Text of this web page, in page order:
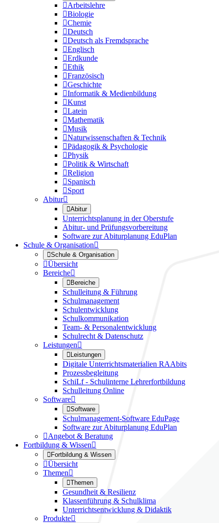
Arbeitslehre
Biologie
Chemie
Deutsch
Deutsch als Fremdsprache
Englisch
Erdkunde
Ethik
Französisch
Geschichte
Informatik & Medienbildung
Kunst
Latein
Mathematik
Musik
Naturwissenschaften & Technik
Pädagogik & Psychologie
Physik
Politik & Wirtschaft
Religion
Spanisch
Sport
Abitur
Abitur
Unterrichtsplanung in der Oberstufe
Abitur- und Prüfungsvorbereitung
Software zur Abiturplanung EduPlan
Schule & Organisation
Schule & Organisation
Übersicht
Bereiche
Bereiche
Schulleitung & Führung
Schulmanagement
Schulentwicklung
Schulkommunikation
Team- & Personalentwicklung
Schulrecht & Datenschutz
Leistungen
Leistungen
Digitale Unterrichtsmaterialien RAAbits
Prozessbegleitung
SchiLf - Schulinterne Lehrerfortbildung
Schulleitung Online
Software
Software
Schulmanagement-Software EduPage
Software zur Abiturplanung EduPlan
Angebot & Beratung
Fortbildung & Wissen
Fortbildung & Wissen
Übersicht
Themen
Themen
Gesundheit & Resilienz
Klassenführung & Schulklima
Unterrichtsentwicklung & Didaktik
Produkte